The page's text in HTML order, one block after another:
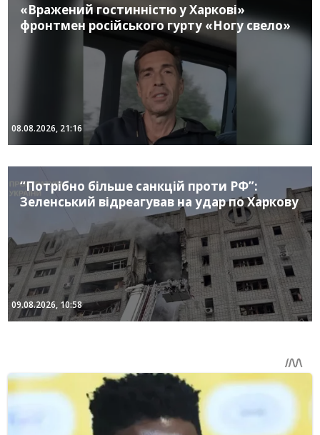
«Вражений гостинністю у Харкові»
фронтмен російського гурту «Ногу свело»
08.08.2026, 21:16
“Потрібно більше санкцій проти РФ”:
Зеленський відреагував на удар по Харкову
09.08.2026, 10:58